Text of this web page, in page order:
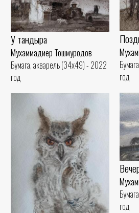
У тандыра
Мухаммадиер Тошмуродов
Бумага, акварель (34x49) - 2022
год
год
год